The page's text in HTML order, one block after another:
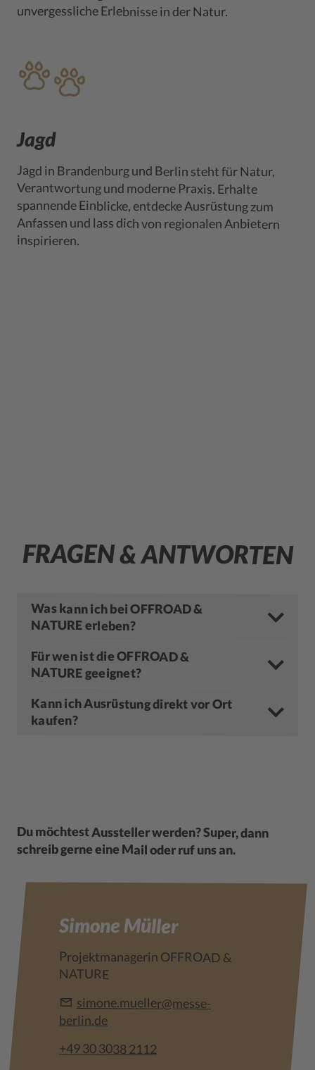
unvergessliche Erlebnisse in der Natur.
Jagd
Jagd in Brandenburg und Berlin steht für Natur,
Verantwortung und moderne Praxis. Erhalte
spannende Einblicke, entdecke Ausrüstung zum
Anfassen und lass dich von regionalen Anbietern
inspirieren.
FRAGEN & ANTWORTEN
Was kann ich bei OFFROAD &
NATURE erleben?
Für wen ist die OFFROAD &
NATURE geeignet?
Kann ich Ausrüstung direkt vor Ort
kaufen?
Du möchtest Aussteller werden? Super, dann
schreib gerne eine Mail oder ruf uns an.
Simone Müller
Projektmanagerin OFFROAD &
NATURE
simone.mueller@messe-
berlin.de
+49 30 3038 2112